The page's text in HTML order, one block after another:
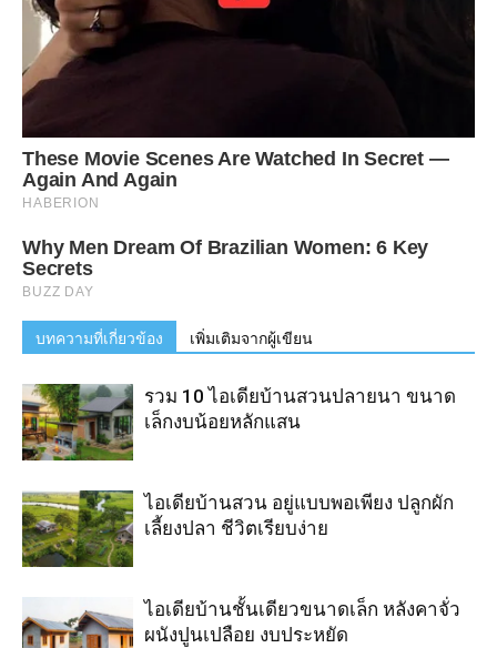
บทความที่เกี่ยวข้อง เพิ่มเติมจากผู้เขียน
รวม 10 ไอเดียบ้านสวนปลายนา ขนาด
เล็กงบน้อยหลักแสน
ไอเดียบ้านสวน อยู่แบบพอเพียง ปลูกผัก
เลี้ยงปลา ชีวิตเรียบง่าย
ไอเดียบ้านชั้นเดียวขนาดเล็ก หลังคาจั่ว
ผนังปูนเปลือย งบประหยัด